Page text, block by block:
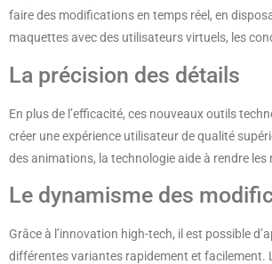
faire des modifications en temps réel, en
maquettes avec des utilisateurs virtuels, les
La précision des détails
En plus de l’efficacité, ces nouveaux outils
créer une expérience utilisateur de qualité
des animations, la technologie aide à rendre
Le dynamisme des
Grâce à l’innovation high-tech, il est possible
différentes variantes rapidement et facilement.